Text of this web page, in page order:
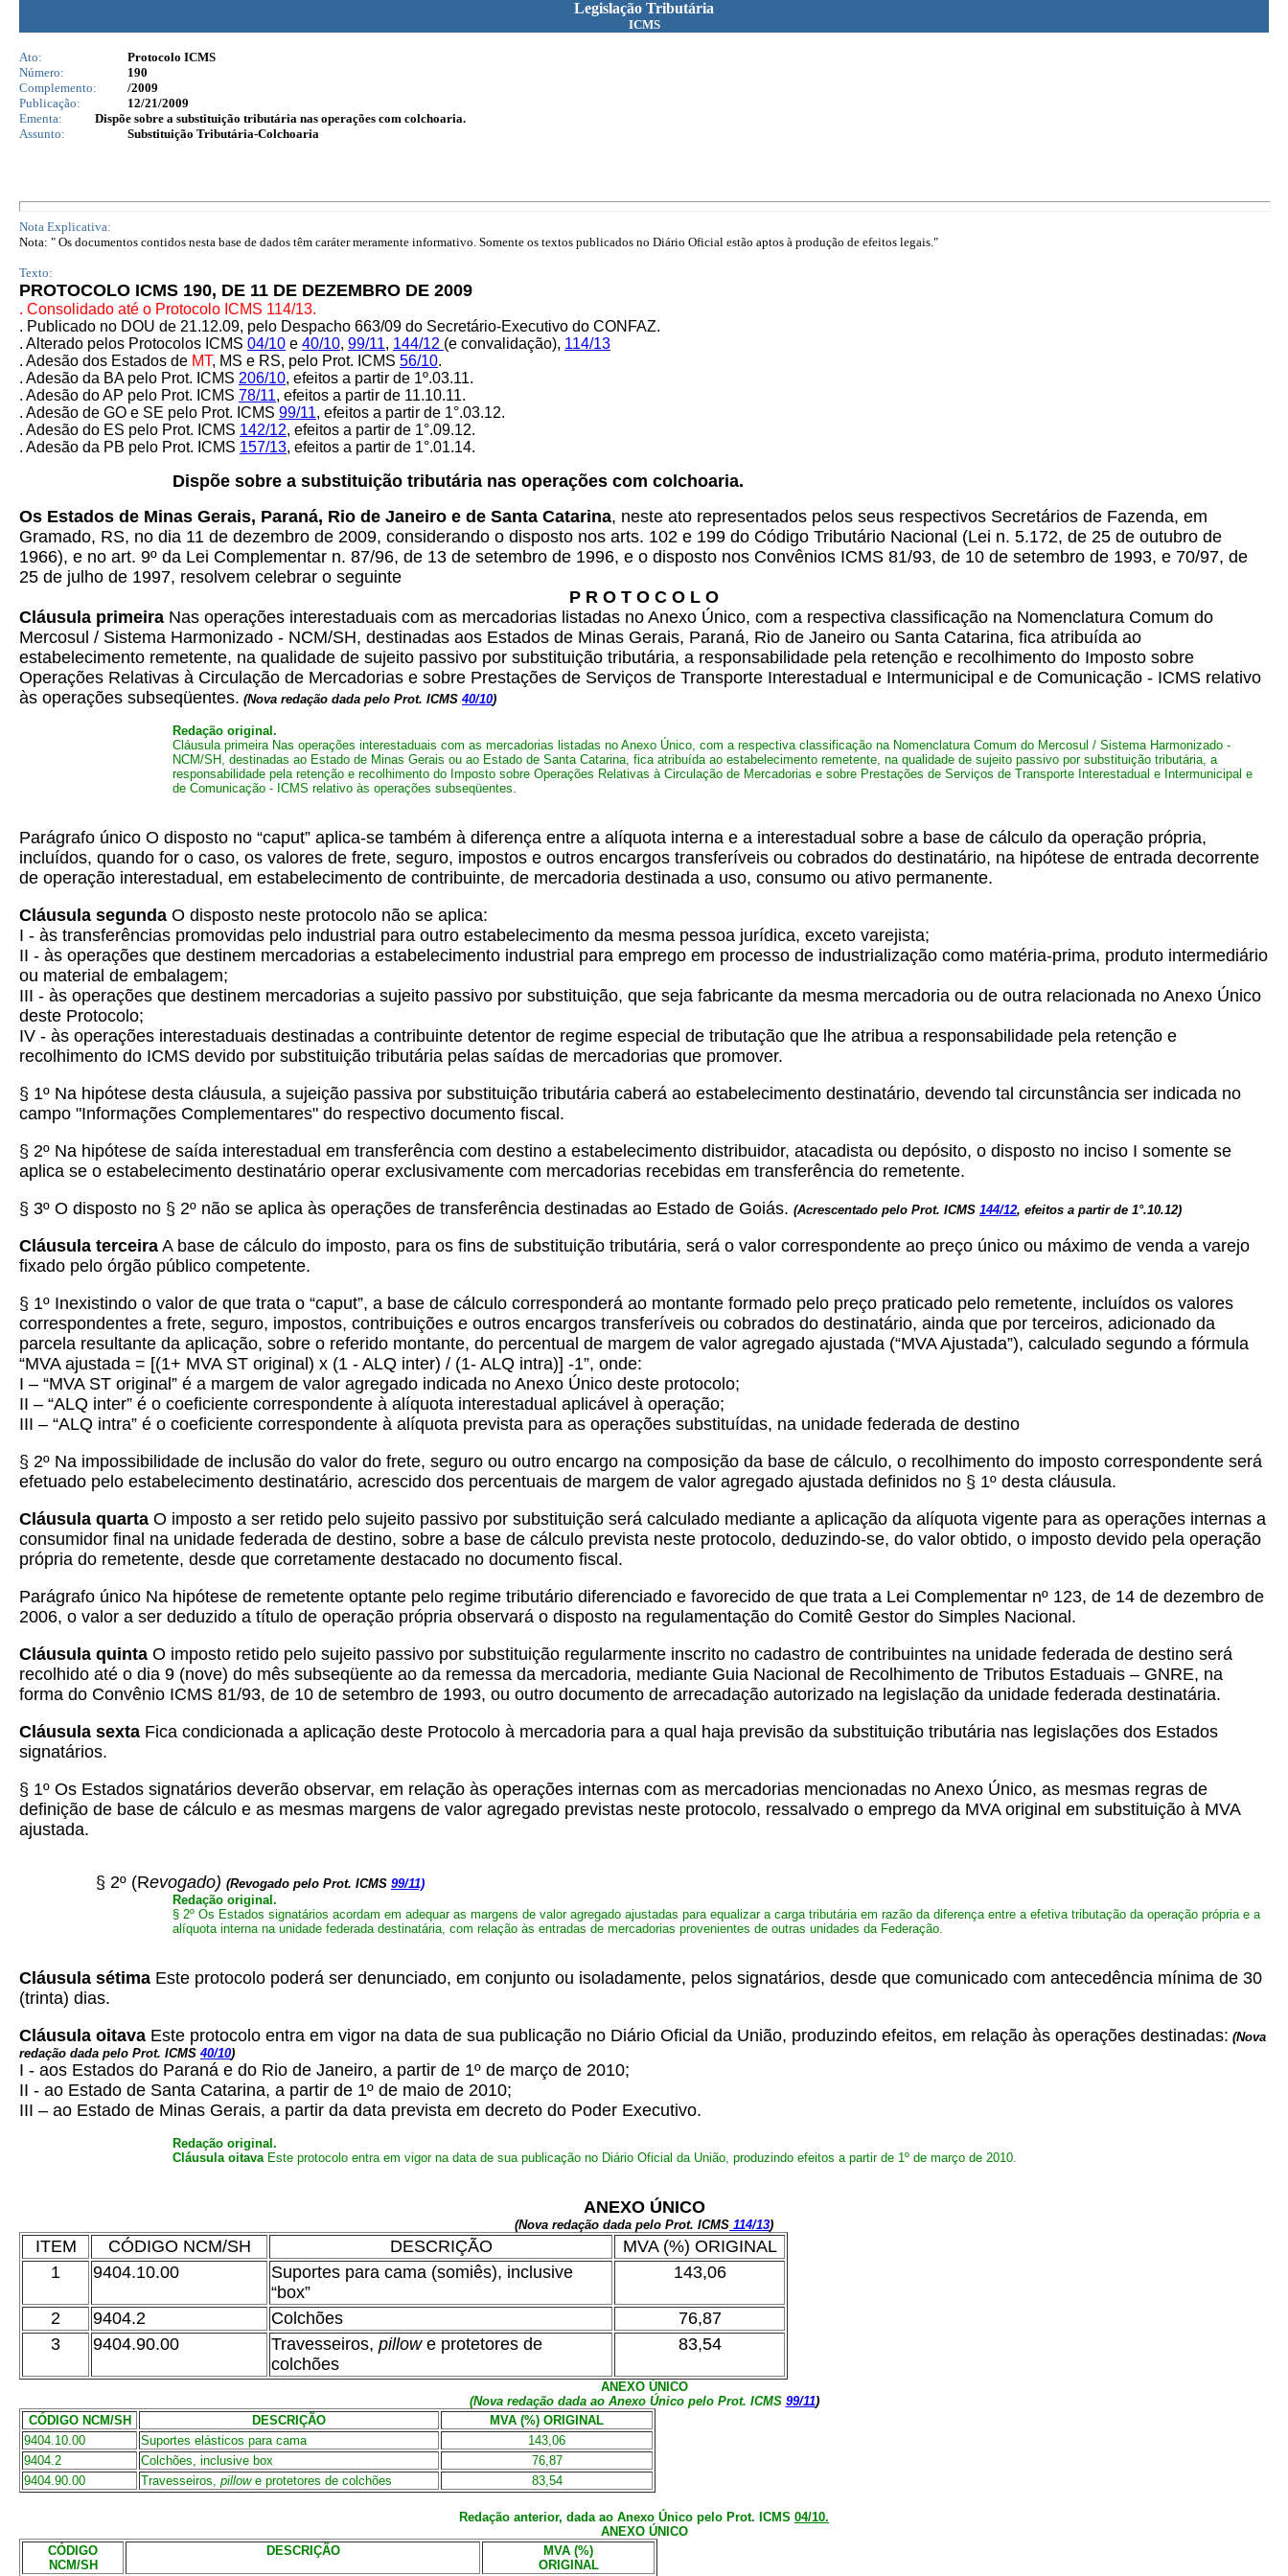
Legislação Tributária
ICMS
Ato:
Protocolo ICMS
Número:
190
Complemento:
/2009
Publicação:
12/21/2009
Ementa:
Dispõe sobre a substituição tributária nas operações com colchoaria.
Assunto:
Substituição Tributária-Colchoaria
Nota Explicativa:
Nota: " Os documentos contidos nesta base de dados têm caráter meramente informativo. Somente os textos publicados no Diário Oficial estão aptos à produção de efeitos legais."
Texto:
PROTOCOLO ICMS 190, DE 11 DE DEZEMBRO DE 2009
. Consolidado até o Protocolo ICMS 114/13.
. Publicado no DOU de 21.12.09, pelo Despacho 663/09 do Secretário-Executivo do CONFAZ.
. Alterado pelos Protocolos ICMS 04/10 e 40/10, 99/11, 144/12 (e convalidação), 114/13
. Adesão dos Estados de MT, MS e RS, pelo Prot. ICMS 56/10.
. Adesão da BA pelo Prot. ICMS 206/10, efeitos a partir de 1º.03.11.
. Adesão do AP pelo Prot. ICMS 78/11, efeitos a partir de 11.10.11.
. Adesão de GO e SE pelo Prot. ICMS 99/11, efeitos a partir de 1°.03.12.
. Adesão do ES pelo Prot. ICMS 142/12, efeitos a partir de 1°.09.12.
. Adesão da PB pelo Prot. ICMS 157/13, efeitos a partir de 1°.01.14.
Dispõe sobre a substituição tributária nas operações com colchoaria.
Os Estados de Minas Gerais, Paraná, Rio de Janeiro e de Santa Catarina, neste ato representados pelos seus respectivos Secretários de Fazenda, em
Gramado, RS, no dia 11 de dezembro de 2009, considerando o disposto nos arts. 102 e 199 do Código Tributário Nacional (Lei n. 5.172, de 25 de outubro de
1966), e no art. 9º da Lei Complementar n. 87/96, de 13 de setembro de 1996, e o disposto nos Convênios ICMS 81/93, de 10 de setembro de 1993, e 70/97, de
25 de julho de 1997, resolvem celebrar o seguinte
P R O T O C O L O
Cláusula primeira Nas operações interestaduais com as mercadorias listadas no Anexo Único, com a respectiva classificação na Nomenclatura Comum do
Mercosul / Sistema Harmonizado - NCM/SH, destinadas aos Estados de Minas Gerais, Paraná, Rio de Janeiro ou Santa Catarina, fica atribuída ao
estabelecimento remetente, na qualidade de sujeito passivo por substituição tributária, a responsabilidade pela retenção e recolhimento do Imposto sobre
Operações Relativas à Circulação de Mercadorias e sobre Prestações de Serviços de Transporte Interestadual e Intermunicipal e de Comunicação - ICMS relativo
às operações subseqüentes. (Nova redação dada pelo Prot. ICMS 40/10)
Redação original.
Cláusula primeira Nas operações interestaduais com as mercadorias listadas no Anexo Único, com a respectiva classificação na Nomenclatura Comum do Mercosul / Sistema Harmonizado -
NCM/SH, destinadas ao Estado de Minas Gerais ou ao Estado de Santa Catarina, fica atribuída ao estabelecimento remetente, na qualidade de sujeito passivo por substituição tributária, a
responsabilidade pela retenção e recolhimento do Imposto sobre Operações Relativas à Circulação de Mercadorias e sobre Prestações de Serviços de Transporte Interestadual e Intermunicipal e
de Comunicação - ICMS relativo às operações subseqüentes.
Parágrafo único O disposto no “caput” aplica-se também à diferença entre a alíquota interna e a interestadual sobre a base de cálculo da operação própria,
incluídos, quando for o caso, os valores de frete, seguro, impostos e outros encargos transferíveis ou cobrados do destinatário, na hipótese de entrada decorrente
de operação interestadual, em estabelecimento de contribuinte, de mercadoria destinada a uso, consumo ou ativo permanente.
Cláusula segunda O disposto neste protocolo não se aplica:
I - às transferências promovidas pelo industrial para outro estabelecimento da mesma pessoa jurídica, exceto varejista;
II - às operações que destinem mercadorias a estabelecimento industrial para emprego em processo de industrialização como matéria-prima, produto intermediário
ou material de embalagem;
III - às operações que destinem mercadorias a sujeito passivo por substituição, que seja fabricante da mesma mercadoria ou de outra relacionada no Anexo Único
deste Protocolo;
IV - às operações interestaduais destinadas a contribuinte detentor de regime especial de tributação que lhe atribua a responsabilidade pela retenção e
recolhimento do ICMS devido por substituição tributária pelas saídas de mercadorias que promover.
§ 1º Na hipótese desta cláusula, a sujeição passiva por substituição tributária caberá ao estabelecimento destinatário, devendo tal circunstância ser indicada no
campo "Informações Complementares" do respectivo documento fiscal.
§ 2º Na hipótese de saída interestadual em transferência com destino a estabelecimento distribuidor, atacadista ou depósito, o disposto no inciso I somente se
aplica se o estabelecimento destinatário operar exclusivamente com mercadorias recebidas em transferência do remetente.
§ 3º O disposto no § 2º não se aplica às operações de transferência destinadas ao Estado de Goiás. (Acrescentado pelo Prot. ICMS 144/12, efeitos a partir de 1°.10.12)
Cláusula terceira A base de cálculo do imposto, para os fins de substituição tributária, será o valor correspondente ao preço único ou máximo de venda a varejo
fixado pelo órgão público competente.
§ 1º Inexistindo o valor de que trata o “caput”, a base de cálculo corresponderá ao montante formado pelo preço praticado pelo remetente, incluídos os valores
correspondentes a frete, seguro, impostos, contribuições e outros encargos transferíveis ou cobrados do destinatário, ainda que por terceiros, adicionado da
parcela resultante da aplicação, sobre o referido montante, do percentual de margem de valor agregado ajustada (“MVA Ajustada”), calculado segundo a fórmula
“MVA ajustada = [(1+ MVA ST original) x (1 - ALQ inter) / (1- ALQ intra)] -1”, onde:
I – “MVA ST original” é a margem de valor agregado indicada no Anexo Único deste protocolo;
II – “ALQ inter” é o coeficiente correspondente à alíquota interestadual aplicável à operação;
III – “ALQ intra” é o coeficiente correspondente à alíquota prevista para as operações substituídas, na unidade federada de destino
§ 2º Na impossibilidade de inclusão do valor do frete, seguro ou outro encargo na composição da base de cálculo, o recolhimento do imposto correspondente será
efetuado pelo estabelecimento destinatário, acrescido dos percentuais de margem de valor agregado ajustada definidos no § 1º desta cláusula.
Cláusula quarta O imposto a ser retido pelo sujeito passivo por substituição será calculado mediante a aplicação da alíquota vigente para as operações internas a
consumidor final na unidade federada de destino, sobre a base de cálculo prevista neste protocolo, deduzindo-se, do valor obtido, o imposto devido pela operação
própria do remetente, desde que corretamente destacado no documento fiscal.
Parágrafo único Na hipótese de remetente optante pelo regime tributário diferenciado e favorecido de que trata a Lei Complementar nº 123, de 14 de dezembro de
2006, o valor a ser deduzido a título de operação própria observará o disposto na regulamentação do Comitê Gestor do Simples Nacional.
Cláusula quinta O imposto retido pelo sujeito passivo por substituição regularmente inscrito no cadastro de contribuintes na unidade federada de destino será
recolhido até o dia 9 (nove) do mês subseqüente ao da remessa da mercadoria, mediante Guia Nacional de Recolhimento de Tributos Estaduais – GNRE, na
forma do Convênio ICMS 81/93, de 10 de setembro de 1993, ou outro documento de arrecadação autorizado na legislação da unidade federada destinatária.
Cláusula sexta Fica condicionada a aplicação deste Protocolo à mercadoria para a qual haja previsão da substituição tributária nas legislações dos Estados
signatários.
§ 1º Os Estados signatários deverão observar, em relação às operações internas com as mercadorias mencionadas no Anexo Único, as mesmas regras de
definição de base de cálculo e as mesmas margens de valor agregado previstas neste protocolo, ressalvado o emprego da MVA original em substituição à MVA
ajustada.
§ 2º (Revogado) (Revogado pelo Prot. ICMS 99/11)
Redação original.
§ 2º Os Estados signatários acordam em adequar as margens de valor agregado ajustadas para equalizar a carga tributária em razão da diferença entre a efetiva tributação da operação própria e a
alíquota interna na unidade federada destinatária, com relação às entradas de mercadorias provenientes de outras unidades da Federação.
Cláusula sétima Este protocolo poderá ser denunciado, em conjunto ou isoladamente, pelos signatários, desde que comunicado com antecedência mínima de 30
(trinta) dias.
Cláusula oitava Este protocolo entra em vigor na data de sua publicação no Diário Oficial da União, produzindo efeitos, em relação às operações destinadas: (Nova
redação dada pelo Prot. ICMS 40/10)
I - aos Estados do Paraná e do Rio de Janeiro, a partir de 1º de março de 2010;
II - ao Estado de Santa Catarina, a partir de 1º de maio de 2010;
III – ao Estado de Minas Gerais, a partir da data prevista em decreto do Poder Executivo.
Redação original.
Cláusula oitavaEste protocolo entra em vigor na data de sua publicação no Diário Oficial da União, produzindo efeitos a partir de 1º de março de 2010.
ANEXO ÚNICO
(Nova redação dada pelo Prot. ICMS 114/13)
ITEM CÓDIGO NCM/SH DESCRIÇÃO
MVA (%) ORIGINAL
1
9404.10.00
Suportes para cama (somiês), inclusive
“box”
143,06
2 9404.2 Colchões
76,87
3
9404.90.00 Travesseiros, pillow e protetores de
colchões
83,54
ANEXO ÚNICO
(Nova redação dada ao Anexo Único pelo Prot. ICMS 99/11)
CÓDIGO NCM/SH
DESCRIÇÃO
MVA (%) ORIGINAL
9404.10.00
Suportes elásticos para cama
143,06
9404.2
Colchões, inclusive box
76,87
9404.90.00
Travesseiros, pillow e protetores de colchões 83,54
Redação anterior, dada ao Anexo Único pelo Prot. ICMS 04/10.
ANEXO ÚNICO
CÓDIGO
NCM/SH
DESCRIÇÃO
MVA (%)
ORIGINAL